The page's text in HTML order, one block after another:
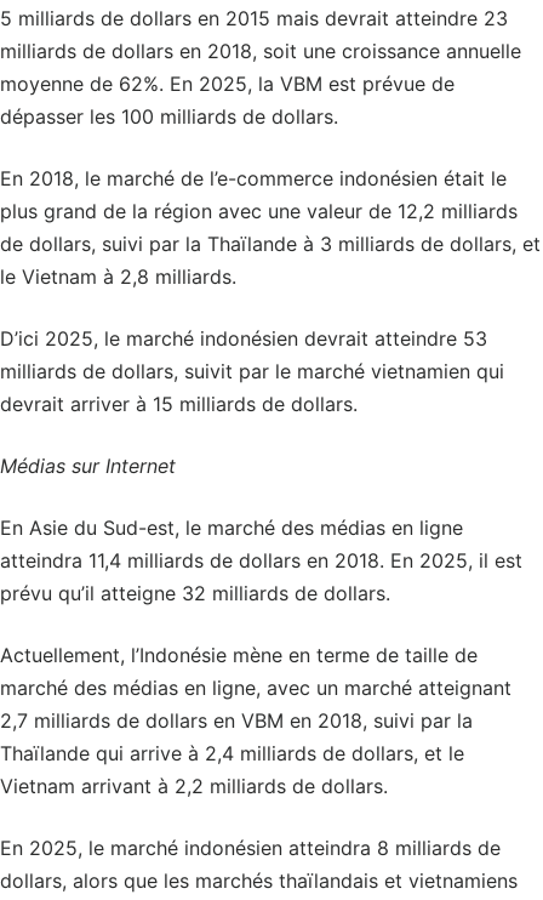
5 milliards de dollars en 2015 mais devrait atteindre 23
milliards de dollars en 2018, soit une croissance annuelle
moyenne de 62%. En 2025, la VBM est prévue de
dépasser les 100 milliards de dollars.
En 2018, le marché de l’e-commerce indonésien était le
plus grand de la région avec une valeur de 12,2 milliards
de dollars, suivi par la Thaïlande à 3 milliards de dollars, et
le Vietnam à 2,8 milliards.
D’ici 2025, le marché indonésien devrait atteindre 53
milliards de dollars, suivit par le marché vietnamien qui
devrait arriver à 15 milliards de dollars.
Médias sur Internet
En Asie du Sud-est, le marché des médias en ligne
atteindra 11,4 milliards de dollars en 2018. En 2025, il est
prévu qu’il atteigne 32 milliards de dollars.
Actuellement, l’Indonésie mène en terme de taille de
marché des médias en ligne, avec un marché atteignant
2,7 milliards de dollars en VBM en 2018, suivi par la
Thaïlande qui arrive à 2,4 milliards de dollars, et le
Vietnam arrivant à 2,2 milliards de dollars.
En 2025, le marché indonésien atteindra 8 milliards de
dollars, alors que les marchés thaïlandais et vietnamiens